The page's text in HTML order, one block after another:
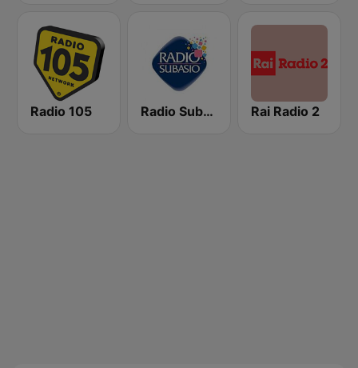
Radio 105 Radio Subasio Rai Radio 2